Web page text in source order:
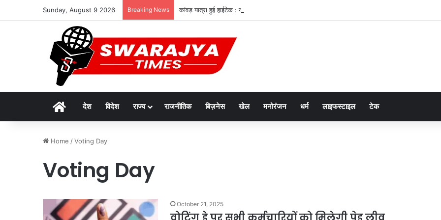
Sunday, August 9 2026 Breaking News कांवड़ यात्रा हुई हाईटेक : योगी सरकार में शिवभक्तों को एक क्लिक पर हर सुविधा
Homeदेश विदेश राज्य राजनीतिक बिज़नेस खेल मनोरंजन धर्म लाइफस्टाइल टेक
Home /Voting Day
Voting Day
October 21, 2025